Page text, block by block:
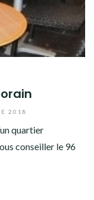
2018
quartier
conseiller le 96